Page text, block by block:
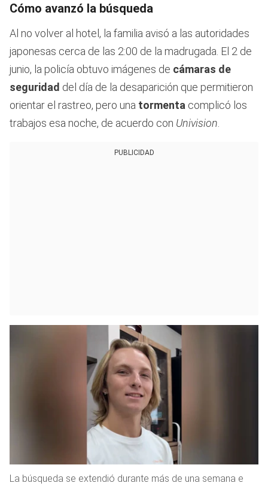
Cómo avanzó la búsqueda
Al no volver al hotel, la familia avisó a las autoridades
japonesas cerca de las 2:00 de la madrugada. El 2 de
junio, la policía obtuvo imágenes de cámaras de
seguridad del día de la desaparición que permitieron
orientar el rastreo, pero una tormenta complicó los
trabajos esa noche, de acuerdo con Univision
PUBLICIDAD
La búsqueda se extendió durante más de una semana e